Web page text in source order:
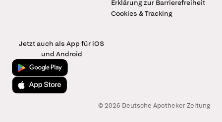
Erklärung zur Barrierefreiheit
Cookies & Tracking
Jetzt auch als App für iOS
und Android
Jetzt bei Google Play
Laden im App Store
© 2026 Deutsche Apotheker Zeitung